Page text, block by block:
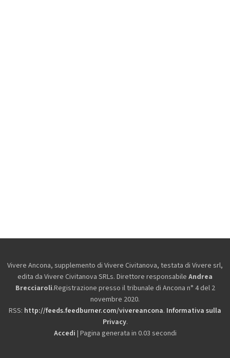
Vivere Ancona, supplemento di Vivere Civitanova, testata di Vivere srl,
edita da Vivere Civitanova SRLs. Direttore responsabile Andrea
Brecciaroli.Registrazione presso il tribunale di Ancona n° 4 del 2
novembre 2020.
RSS: http://feeds.feedburner.com/vivereancona. Informativa sulla
Privacy.
Accedi | Pagina generata in 0.03 secondi